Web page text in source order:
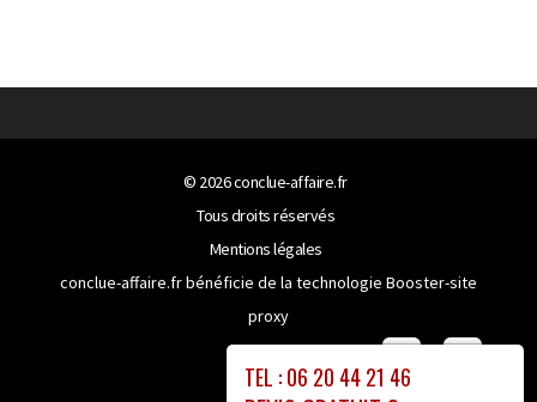
TEL : 06 20 44 21 46
© 2026conclue-affaire.fr
Tous droits réservés
Mentions légales
conclue-affaire.fr bénéficie de la technologie Booster-site
proxy